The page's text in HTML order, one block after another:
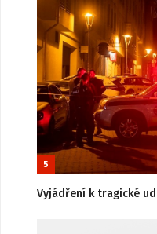
5
Vyjádření k tragické